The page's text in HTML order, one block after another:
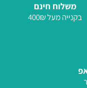
משלוח חינם
בקנייה מעל 400₪